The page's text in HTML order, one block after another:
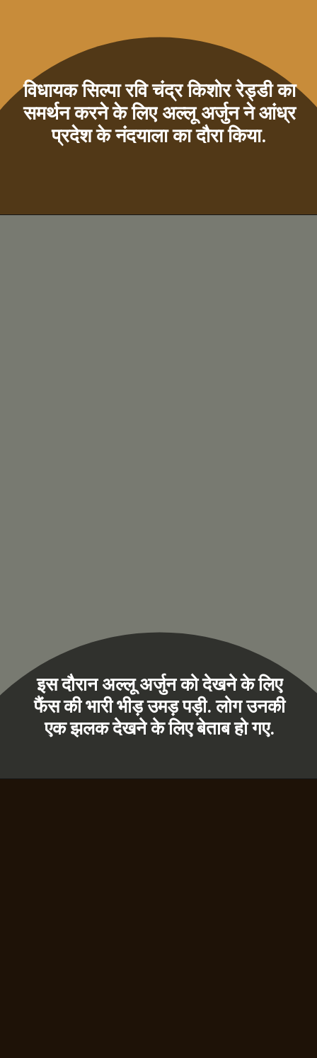
विधायक सिल्पा रवि चंद्र किशोर रेड्डी का
समर्थन करने के लिए अल्लू अर्जुन ने आंध्र
प्रदेश के नंदयाला का दौरा किया.
इस दौरान अल्लू अर्जुन को देखने के लिए
फैंस की भारी भीड़ उमड़ पड़ी. लोग उनकी